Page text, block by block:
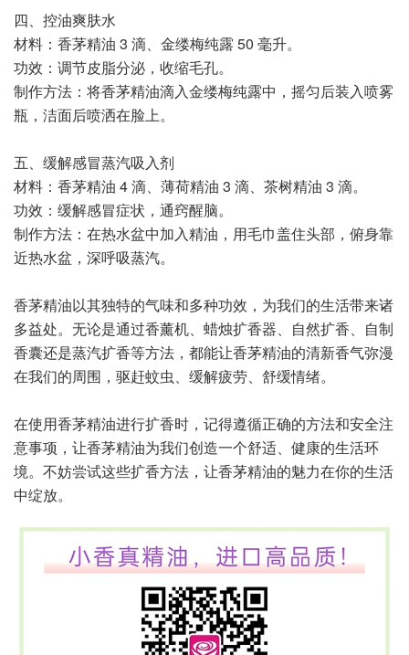
四、控油爽肤水
材料：香茅精油 3 滴、金缕梅纯露 50 毫升。
功效：调节皮脂分泌，收缩毛孔。
制作方法：将香茅精油滴入金缕梅纯露中，摇匀后装入喷雾
瓶，洁面后喷洒在脸上。
五、缓解感冒蒸汽吸入剂
材料：香茅精油 4 滴、薄荷精油 3 滴、茶树精油 3 滴。
功效：缓解感冒症状，通窍醒脑。
制作方法：在热水盆中加入精油，用毛巾盖住头部，俯身靠
近热水盆，深呼吸蒸汽。
香茅精油以其独特的气味和多种功效，为我们的生活带来诸
多益处。无论是通过香薰机、蜡烛扩香器、自然扩香、自制
香囊还是蒸汽扩香等方法，都能让香茅精油的清新香气弥漫
在我们的周围，驱赶蚊虫、缓解疲劳、舒缓情绪。
在使用香茅精油进行扩香时，记得遵循正确的方法和安全注
意事项，让香茅精油为我们创造一个舒适、健康的生活环
境。不妨尝试这些扩香方法，让香茅精油的魅力在你的生活
中绽放。